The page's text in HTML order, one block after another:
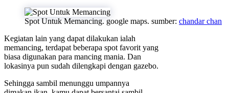
Spot Untuk Memancing. google maps. sumber: chandar chan
Kegiatan lain yang dapat dilakukan ialah
memancing, terdapat beberapa spot favorit yang
biasa digunakan para mancing mania. Dan
lokasinya pun sudah dilengkapi dengan gazebo.
Sehingga sambil menunggu umpannya